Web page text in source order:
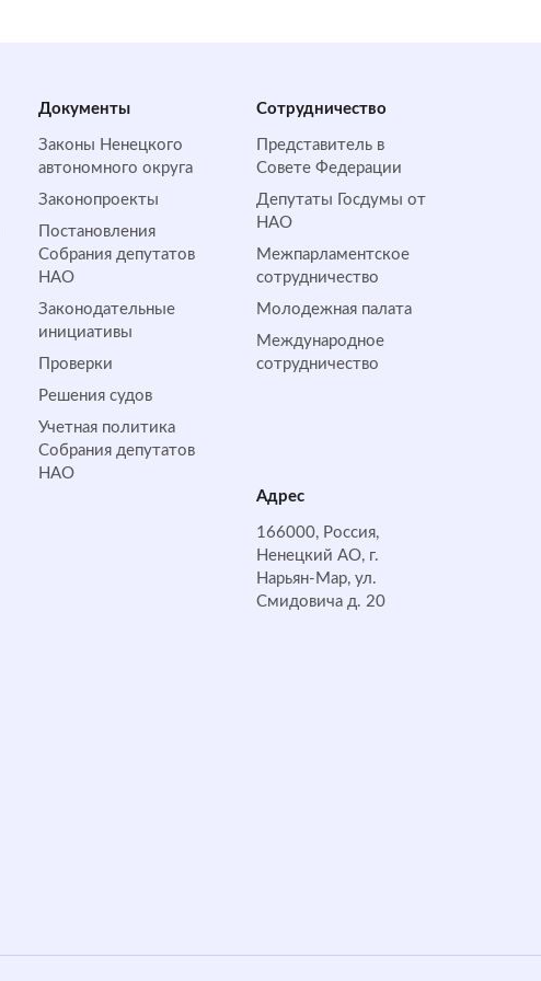
Документы
Законы Ненецкого
автономного округа
Законопроекты
Постановления
Собрания депутатов
НАО
Законодательные
инициативы
Проверки
Решения судов
Учетная политика
Собрания депутатов
НАО
Сотрудничество
Представитель в
Совете Федерации
Депутаты Госдумы от
НАО
Межпарламентское
сотрудничество
Молодежная палата
Международное
сотрудничество
Адрес
166000, Россия,
Ненецкий АО, г.
Нарьян-Мар, ул.
Смидовича д. 20